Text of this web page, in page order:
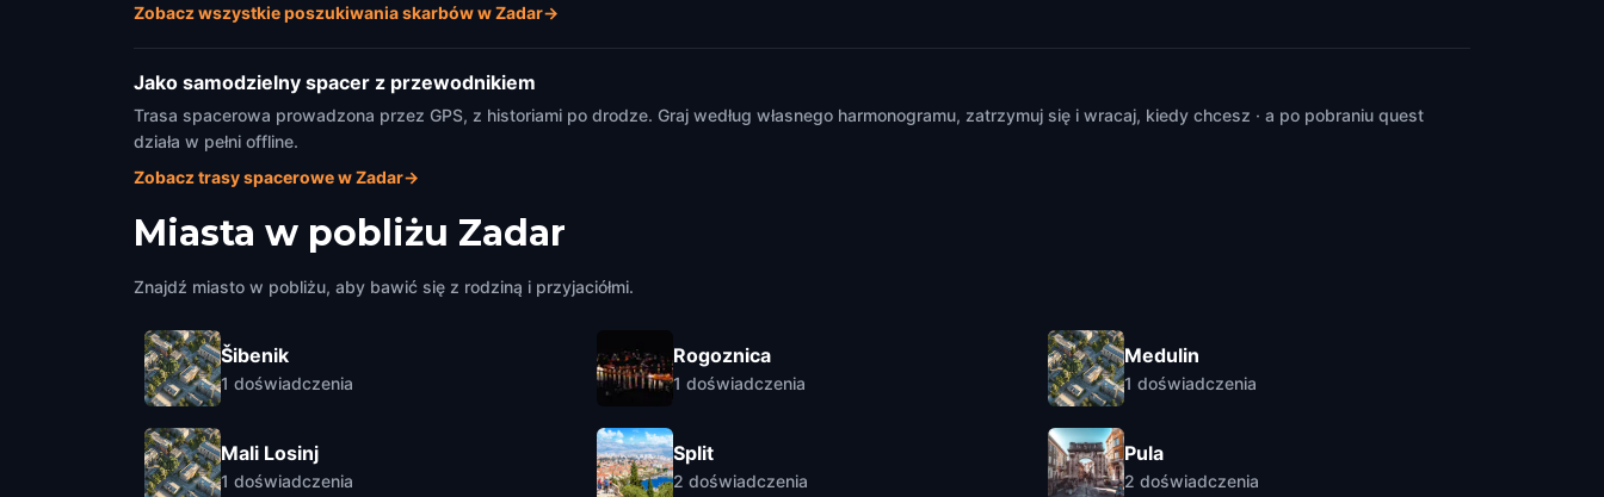
Zobacz wszystkie poszukiwania skarbów w Zadar→
Jako samodzielny spacer z przewodnikiem
Trasa spacerowa prowadzona przez GPS, z historiami po drodze. Graj według własnego harmonogramu, zatrzymuj się i wracaj, kiedy chcesz · a po pobraniu quest
działa w pełni offline.
Zobacz trasy spacerowe w Zadar→
Miasta w pobliżu Zadar
Znajdź miasto w pobliżu, aby bawić się z rodziną i przyjaciółmi.
Šibenik
1 doświadczenia
Mali Losinj
1 doświadczenia
Rogoznica
1 doświadczenia
Split
2 doświadczenia
Medulin
1 doświadczenia
Pula
2 doświadczenia